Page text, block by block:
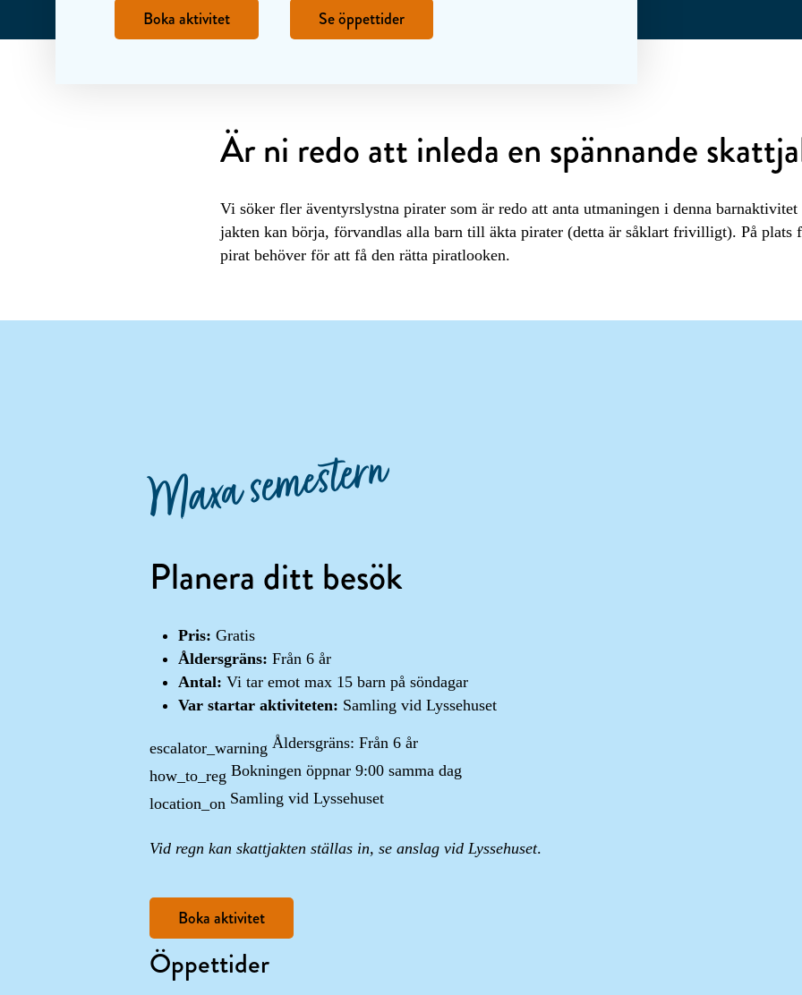
Boka aktivitet Se öppettider
Är ni redo att inleda en spännande
Vi söker fler äventyrslystna pirater som är redo att anta utmaningen i denna
jakten kan börja, förvandlas alla barn till äkta pirater (detta är såklart frivilligt). På plats
pirat behöver för att få den rätta piratlooken.
Maxa semestern
Planera ditt besök
Pris: Gratis
Åldersgräns: Från 6 år
Antal: Vi tar emot max 15 barn på söndagar
Var startar aktiviteten: Samling vid Lyssehuset
escalator_warning Åldersgräns: Från 6 år
how_to_reg Bokningen öppnar 9:00 samma dag
location_on Samling vid Lyssehuset
Vid regn kan skattjakten ställas in, se anslag vid Lyssehuset.
Boka aktivitet
Öppettider